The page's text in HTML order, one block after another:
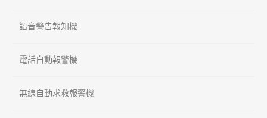
語音警告報知機
電話自動報警機
無線自動求救報警機